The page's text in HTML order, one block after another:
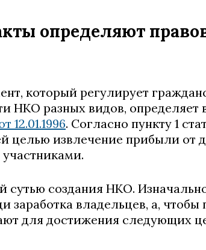
определяют
который регулирует
НКО разных видов,
12.01.1996. Согласно пункту 1
целью извлечение прибыли от
сутью создания НКО.
заработка владельцев, а, чтобы
для достижения следующих